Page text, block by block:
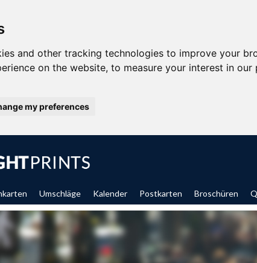
and other tracking technologies to improve your
on the website, to measure your interest in
my preferences
Umschläge Kalender Postkarten Broschüren